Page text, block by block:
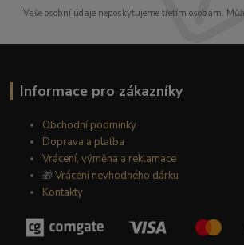
Vaše osobní údaje neposkytujeme třetím osobám.
Informace pro zákazníky
Obchodní podmínky
Doprava a platba
Vrácení, výměna a reklamace
🎁Vrácení nevhodného dárku
Kontakty